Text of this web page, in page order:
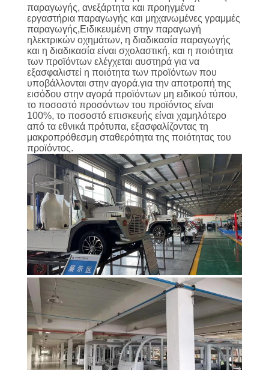
ΕΡΓΟΣΤΑΣΊΟΥ
ΈΛΕΓΧΟΣ
ΠΟΙΌΤΗΤΑΣ
ΕΠΙΚΟΙΝΩΝΉΣΤΕ
ΜΑΖΊ
ΜΑΣ
ΕΙΔΉΣΕΙΣ
ΖΗΤΉΣΤΕ
ΜΙΑ
ΠΡΟΣΦΟΡΆ
SITEMAP
ΠΟΛΙΤΙΚΉ
ΑΠΟΡΡΉΤΟΥ
παραγωγής, ανεξάρτητα και προηγμένα
εργαστήρια παραγωγής και μηχανωμένες γραμμές
παραγωγής,Ειδικευμένη στην παραγωγή
ηλεκτρικών οχημάτων, η διαδικασία παραγωγής
και η διαδικασία είναι σχολαστική, και η ποιότητα
των προϊόντων ελέγχεται αυστηρά για να
εξασφαλιστεί η ποιότητα των προϊόντων που
υποβάλλονται στην αγορά.για την αποτροπή της
εισόδου στην αγορά προϊόντων μη ειδικού τύπου,
το ποσοστό προσόντων του προϊόντος είναι
100%, το ποσοστό επισκευής είναι χαμηλότερο
από τα εθνικά πρότυπα, εξασφαλίζοντας τη
μακροπρόθεσμη σταθερότητα της ποιότητας του
προϊόντος.